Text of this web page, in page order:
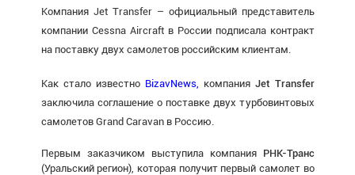
Компания Jet Transfer – официальный представитель
компании Cessna Aircraft в России подписала контракт
на поставку двух самолетов российским клиентам.
Как стало известно BizavNews, компанияJet Transfer
заключила соглашение о поставке двух турбовинтовых
самолетов Grand Caravan в Россию.
Первым заказчиком выступила компания РНК-Транс
(Уральский регион), которая получит первый самолет во